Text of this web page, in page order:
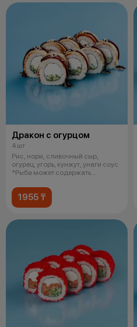
Дракон с огурцом
4 шт
Рис, нори, сливочный сыр,
огурец, угорь, кунжут, унаги соус
*Рыба может содержать
1955 ₸